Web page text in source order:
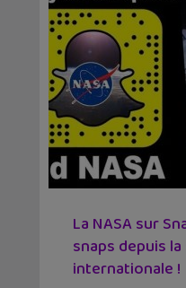
La NASA sur
snaps depuis
internationale !